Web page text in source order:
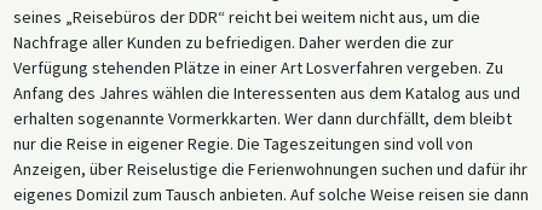
seines „Reisebüros der DDR“ reicht bei weitem nicht aus, um die
Nachfrage aller Kunden zu befriedigen. Daher werden die zur
Verfügung stehenden Plätze in einer Art Losverfahren vergeben. Zu
Anfang des Jahres wählen die Interessenten aus dem Katalog aus und
erhalten sogenannte Vormerkkarten. Wer dann durchfällt, dem bleibt
nur die Reise in eigener Regie. Die Tageszeitungen sind voll von
Anzeigen, über Reiselustige die Ferienwohnungen suchen und dafür ihr
eigenes Domizil zum Tausch anbieten. Auf solche Weise reisen sie dann